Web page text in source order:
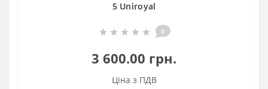
5 Uniroyal
0
3 600.00 грн.
Ціна з ПДВ